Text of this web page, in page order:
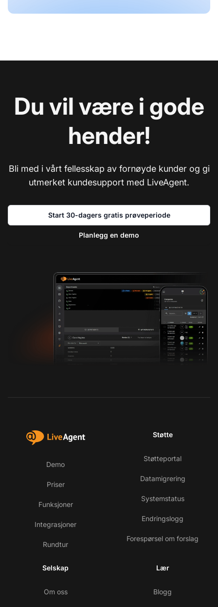
Du vil være i gode
hender!
Bli med i vårt fellesskap av fornøyde kunder og gi
utmerket kundesupport med LiveAgent.
Start 30-dagers gratis prøveperiode
Planlegg en demo
Demo
Priser
Funksjoner
Integrasjoner
Rundtur
Støtte
Støtteportal
Datamigrering
Systemstatus
Endringslogg
Forespørsel om forslag
Selskap
Om oss
Lær
Blogg